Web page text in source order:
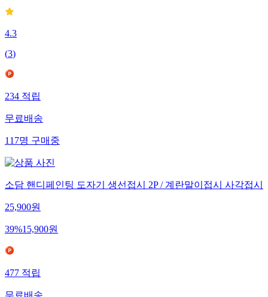
4.3
(3)
234적립
무료배송
117명구매중
소담 핸디페인팅 도자기 생선접시 2P / 계란말이접시 사각접시
25,900원
39%15,900원
477적립